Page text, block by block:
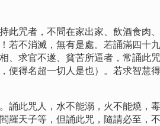
咒者，不問在家出家、飲酒食肉
若不消滅，無有是處。若誦滿四十
、求官不遂、貧苦所逼者，常誦此
便得名超一切人是也）。若求智慧
此咒人，水不能溺，火不能燒，
羅天子等，但誦此咒，隨請必至，